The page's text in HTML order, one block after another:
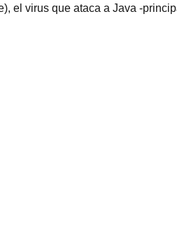
el virus que ataca a Java -